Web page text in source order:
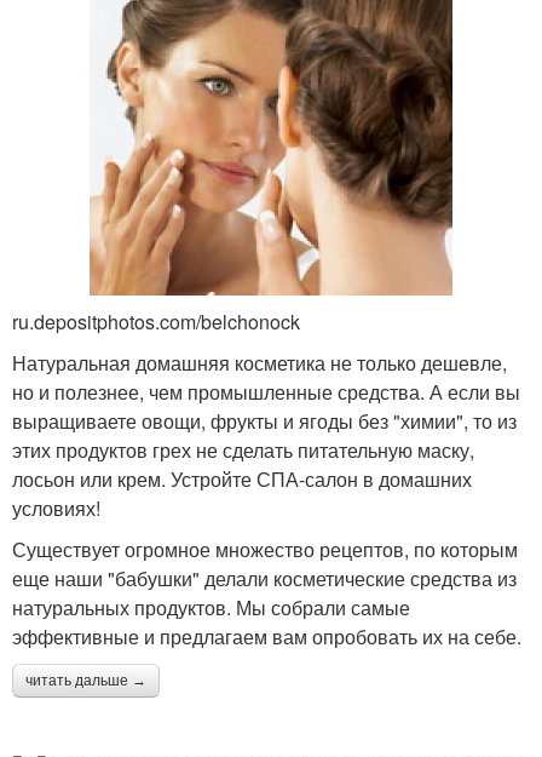
ru.depositphotos.com/belchonock
Натуральная домашняя косметика не только дешевле,
но и полезнее, чем промышленные средства. А если вы
выращиваете овощи, фрукты и ягоды без "химии", то из
этих продуктов грех не сделать питательную маску,
лосьон или крем. Устройте СПА-салон в домашних
условиях!
Существует огромное множество рецептов, по которым
еще наши "бабушки" делали косметические средства из
натуральных продуктов. Мы собрали самые
эффективные и предлагаем вам опробовать их на себе.
читать дальше →